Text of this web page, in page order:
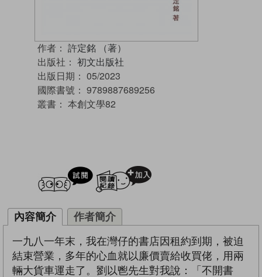
作者： 許定銘 （著）
出版社： 初文出版社
出版日期： 05/2023
國際書號： 9789887689256
叢書： 本創文學82
試閲
內容簡介 作者簡介
一九八一年末，我在灣仔的書店因租約到期，被迫
結束營業，多年的心血就以廉價賣給收買佬，用兩
輛大貨車運走了。劉以鬯先生對我說：「不開書